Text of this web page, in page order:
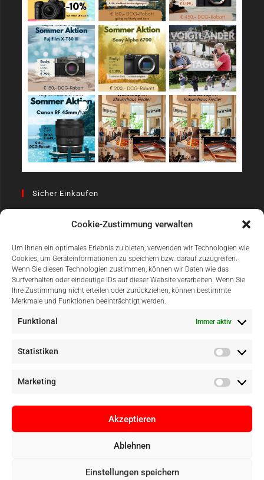
Cookie-Zustimmung verwalten
Um Ihnen ein optimales Erlebnis zu bieten, verwenden wir Technologien wie
Cookies, um Geräteinformationen zu speichern bzw. darauf zuzugreifen.
Wenn Sie diesen Technologien zustimmen, können wir Daten wie das
Surfverhalten oder eindeutige IDs auf dieser Website verarbeiten. Wenn Sie
Ihre Zustimmung nicht erteilen oder zurückziehen, können bestimmte
Merkmale und Funktionen beeinträchtigt werden.
Funktional Immer aktiv
Statistiken
Marketing
Akzeptieren
Ablehnen
Einstellungen speichern
Sicher Einkaufen
Einfach Online Bezahlen
Copyright © Digital Camera Graz 2022. Alle Rechte vorbehalten. E-
Commerce bypathways digital, Mallorca